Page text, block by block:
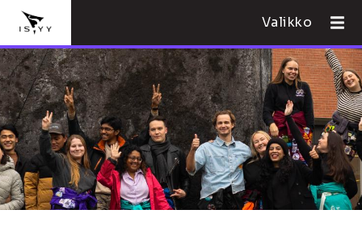
Valikko